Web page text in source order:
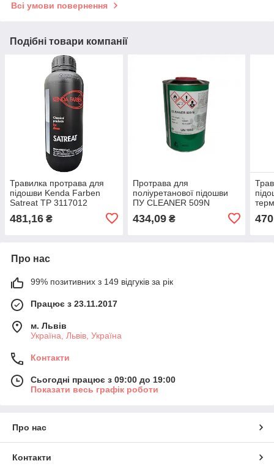
Всі умови повернення
Подібні товари компанії
Травилка протрава для
підошви Kenda Farben
Satreat ТР 3117012
481,16 ₴
Протрава для
поліуретанової підошви
ПУ CLEANER 509N
434,09₴
Про нас
99% позитивних з 149 відгуків за рік
Працює з 23.11.2017
м. Львів
Україна, Львів, Україна
Контакти
Сьогодні працює з 09:00 до 19:00
Показати весь графік роботи
Про нас
Контакти